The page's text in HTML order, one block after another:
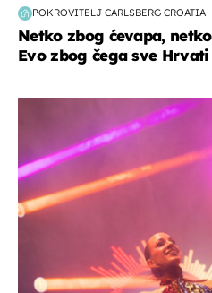
POKROVITELJ CARLSBERG CROATIA
Netko zbog ćevapa,
Evo zbog čega sve